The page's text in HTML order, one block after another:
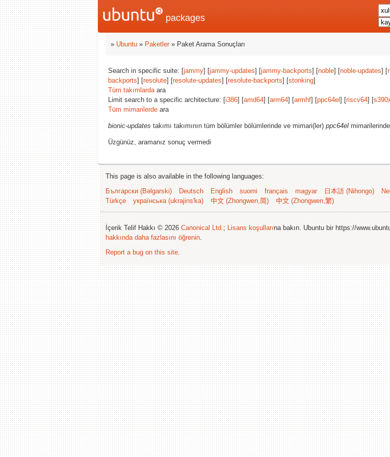
packages
» Ubuntu » Paketler» Paket Arama Sonuçları
Search in specific suite: [jammy] [jammy-updates] [jammy-backports] [noble] [noble-updates] [
backports] [resolute] [resolute-updates] [resolute-backports] [stonking]
Tüm takımlardaara
Limit search to a specific architecture: [i386] [amd64] [arm64] [armhf] [ppc64el ] [riscv64] [
Tüm mimarilerde ara
bionic-updates takımı takımının tüm bölümler bölümlerinde ve mimari(ler) ppc64el
Üzgünüz, aramanız sonuç vermedi
This page is also available in the following languages:
Български (Bəlgarski)
Deutsch English suomi français magyar 日本語 (Nihongo)
Türkçe
українська (ukrajins'ka) 中文 (Zhongwen,简) 中文 (Zhongwen,繁)
İçerik Telif Hakkı © 2026 Canonical Ltd.; Lisans koşullarına bakın. Ubuntu bir https://
hakkında daha fazlasını öğrenin.
Report a bug on this site.